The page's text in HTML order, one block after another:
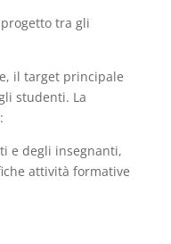
tra gli
il target principale
studenti. La
e degli insegnanti,
attività formative